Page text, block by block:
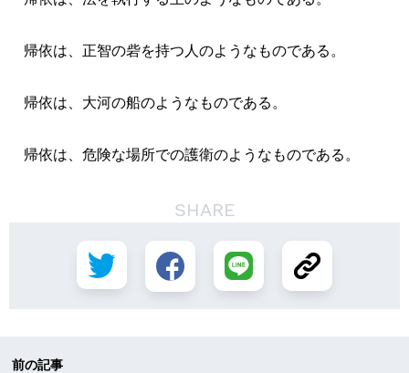
帰依は、正智の砦を持つ人のようなものである。
帰依は、大河の船のようなものである。
帰依は、危険な場所での護衛のようなものである。
SHARE
前の記事